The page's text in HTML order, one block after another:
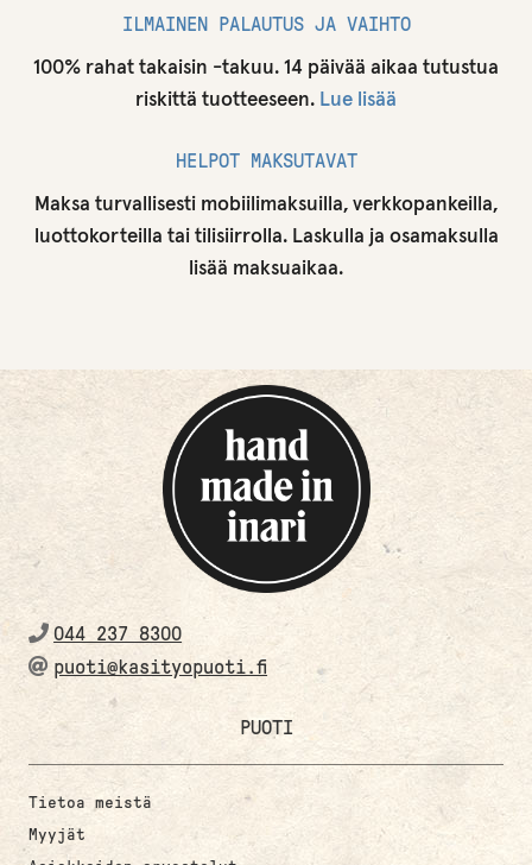
ILMAINEN PALAUTUS JA VAIHTO
100% rahat takaisin -takuu. 14 päivää aikaa tutustua
riskittä tuotteeseen. Lue lisää
HELPOT MAKSUTAVAT
Maksa turvallisesti mobiilimaksuilla, verkkopankeilla,
luottokorteilla tai tilisiirrolla. Laskulla ja osamaksulla
lisää maksuaikaa.
044 237 8300
puoti@kasityopuoti.fi
PUOTI
Tietoa meistä
Myyjät